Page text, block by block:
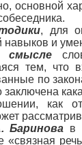
основной
, для
навыков и
смысле
тем, что
по
заключена
как
Баринова в
«связная